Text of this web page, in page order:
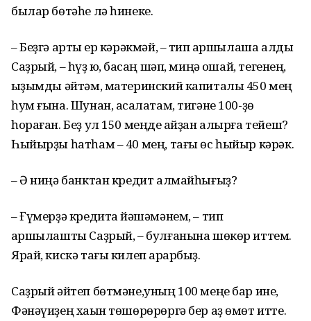
былар бөтәһе лә һинеке.
– Беҙгә артыҡ ер кәрәкмәй, – тип ҡаршылаша алды
Саҙрый, – һүҙ юҡ, баҡсаң шәп, миңә оҡшай, тегенең,
ҡыҙымды әйтәм, материнский капиталы 450 мең
һум ғына. Шунан, аҡсалатам, тигәне 100-ҙө
һораған. Беҙ ул 150 меңде ҡайҙан алырға тейеш?
Һыйырҙы һатһам – 40 мең, тағы өс һыйыр кәрәк.
– Ә ниңә банктан кредит алмайһығыҙ?
– Ғүмерҙә кредитҡа йәшәмәнем, – тип
ҡаршылашты Саҙрый, – булғанына шөкөр иттем.
Ярай, кискә тағы килеп ҡарарбыҙ.
Саҙрый әйтеп бөтмәне,уның 100 меңе бар ине,
Фәнәүиҙең хаҡын төшөрөрөргә бер аҙ өмөт итте.